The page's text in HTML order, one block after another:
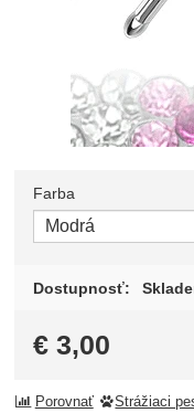
Zvoľte variant
Farba
Dostupnosť:
€ 3,00
Porovnať Strážiaci